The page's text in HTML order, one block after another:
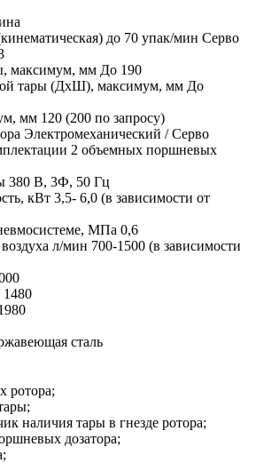
до 70 упак/мин Серво
максимум, мм До 190
тары (ДхШ), максимум, мм До
мм 120 (200 по запросу)
Электромеханический / Серво
2 объемных поршневых
380 В, 3Ф, 50 Гц
кВт 3,5- 6,0 (в зависимости от
МПа 0,6
л/мин 700-1500 (в зависимости
1480
сталь
ротора;
наличия тары в гнезде ротора;
дозатора;